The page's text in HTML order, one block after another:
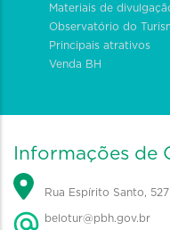
Materiais de
Observatório do
Principais atrativos
Venda BH
Informações de
Rua Espírito Santo,
belotur@pbh.gov.br